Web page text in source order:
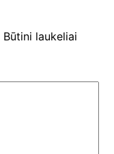
Būtini laukeliai